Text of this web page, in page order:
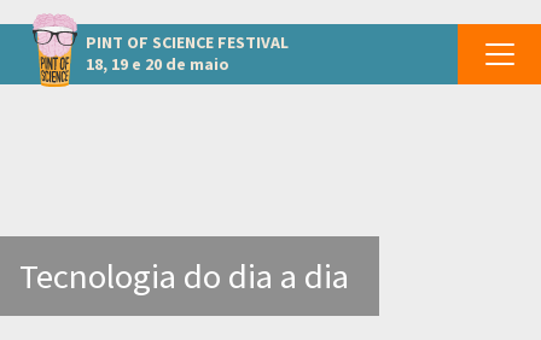
PINT OF SCIENCE FESTIVAL
18, 19 e 20 de maio
Outros eventos em Júlio de Castilhos
Tecnologia do dia a dia